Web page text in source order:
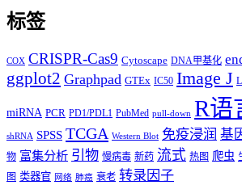
标签
COX CRISPR-Cas9 Cytoscape DNA甲基化
ggplot2 Graphpad GTEx IC50 Image J
miRNA PCR PD1/PDL1 PubMed pull-down R语
shRNA SPSS TCGA Western Blot 免疫浸润 基
物 富集分析 引物 慢病毒 新药 流式 热图 爬虫
图 类器官 网络 肺癌 衰老 转录因子